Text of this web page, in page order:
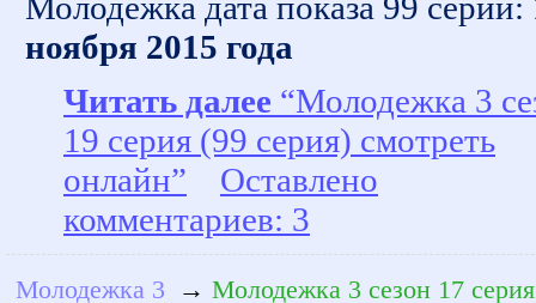
Молодежка дата показа 99 серии:
ноября 2015 года
Читать далее “Молодежка 3
19 серия (99 серия) смотреть
онлайн”
Оставлено
комментариев: 3
Молодежка 3
→ Молодежка 3 сезон 17